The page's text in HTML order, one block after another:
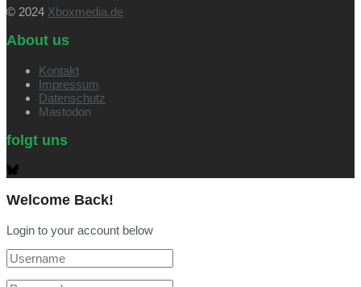
© 2024 Xboxmedia.de
About us
Kontakt
Impressum
Datenschutz
Mastodon
folgt uns
Welcome Back!
Login to your account below